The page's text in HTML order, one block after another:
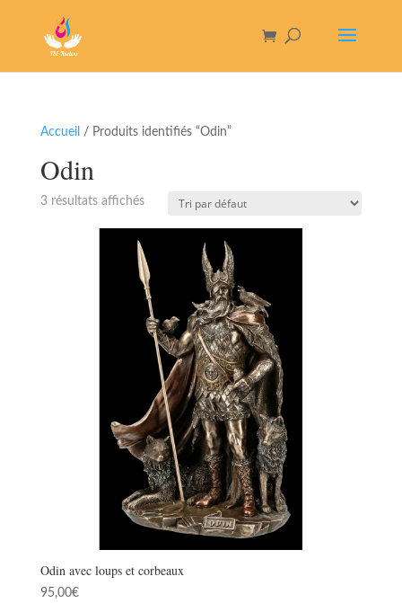
Accueil / Produits identifiés “Odin”
Odin
3 résultats affichés
Odin avec loups et corbeaux
95,00€